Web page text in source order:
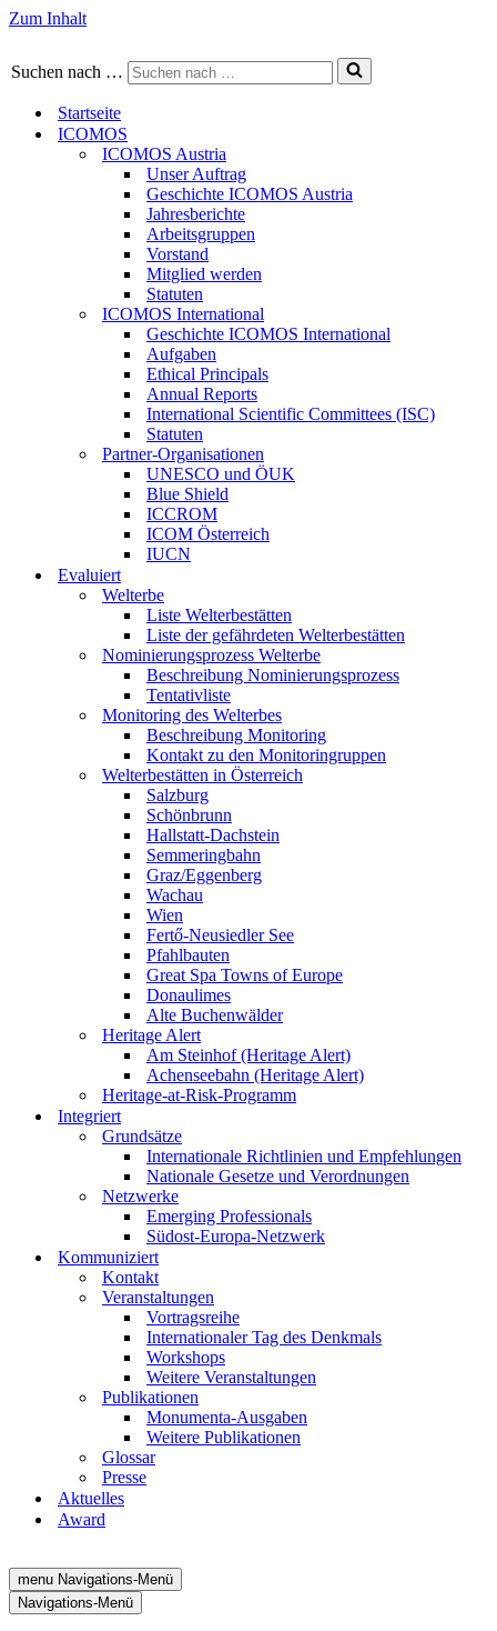
Zum Inhalt
Suchen nach …
Startseite
ICOMOS
ICOMOS Austria
Unser Auftrag
Geschichte ICOMOS Austria
Jahresberichte
Arbeitsgruppen
Vorstand
Mitglied werden
Statuten
ICOMOS International
Geschichte ICOMOS International
Aufgaben
Ethical Principals
Annual Reports
International Scientific Committees (ISC)
Statuten
Partner-Organisationen
UNESCO und ÖUK
Blue Shield
ICCROM
ICOM Österreich
IUCN
Evaluiert
Welterbe
Liste Welterbestätten
Liste der gefährdeten Welterbestätten
Nominierungsprozess Welterbe
Beschreibung Nominierungsprozess
Tentativliste
Monitoring des Welterbes
Beschreibung Monitoring
Kontakt zu den Monitoringruppen
Welterbestätten in Österreich
Salzburg
Schönbrunn
Hallstatt-Dachstein
Semmeringbahn
Graz/Eggenberg
Wachau
Wien
Fertő-Neusiedler See
Pfahlbauten
Great Spa Towns of Europe
Donaulimes
Alte Buchenwälder
Heritage Alert
Am Steinhof (Heritage Alert)
Achenseebahn (Heritage Alert)
Heritage-at-Risk-Programm
Integriert
Grundsätze
Internationale Richtlinien und Empfehlungen
Nationale Gesetze und Verordnungen
Netzwerke
Emerging Professionals
Südost-Europa-Netzwerk
Kommuniziert
Kontakt
Veranstaltungen
Vortragsreihe
Internationaler Tag des Denkmals
Workshops
Weitere Veranstaltungen
Publikationen
Monumenta-Ausgaben
Weitere Publikationen
Glossar
Presse
Aktuelles
Award
menu Navigations-Menü
Navigations-Menü